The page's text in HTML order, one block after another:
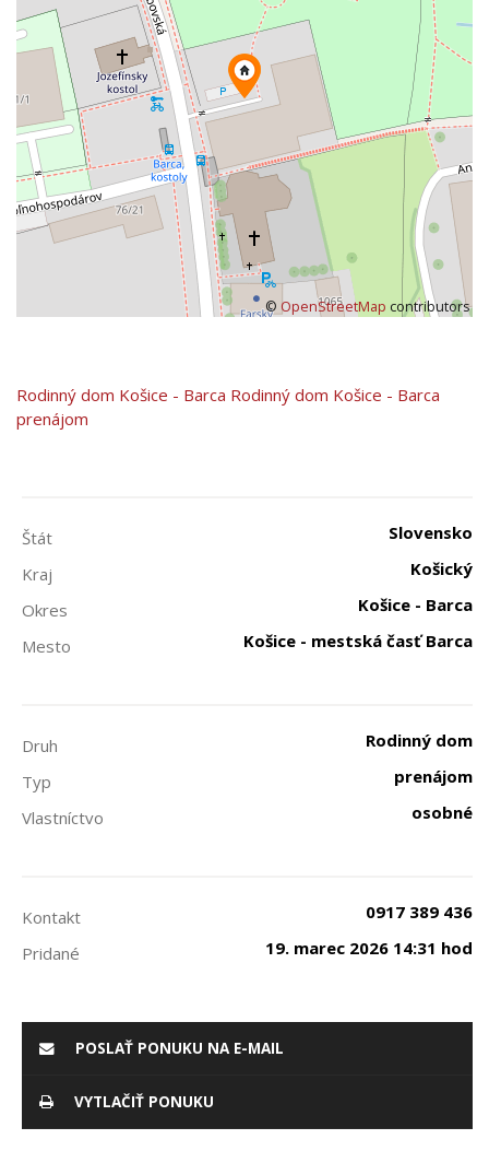
© OpenStreetMap contributors
Rodinný dom Košice - Barca Rodinný dom Košice - Barca
prenájom
Štát
Slovensko
Kraj
Košický
Okres
Košice - Barca
Mesto
Košice - mestská časť Barca
Druh
Rodinný dom
Typ
prenájom
Vlastníctvo
osobné
Kontakt
0917 389 436
Pridané
19. marec 2026 14:31 hod
POSLAŤ PONUKU NA E-MAIL
VYTLAČIŤ PONUKU